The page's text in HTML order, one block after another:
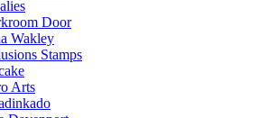
Door
Wakley
Stamps
Arts